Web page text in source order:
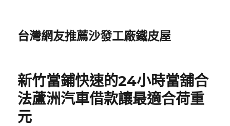
台灣網友推薦沙發工廠鐵皮屋
新竹當鋪快速的24小時當舖合
法蘆洲汽車借款讓最適合荷重
元